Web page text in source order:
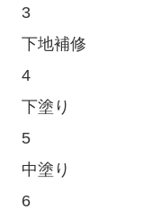
3
下地補修
4
下塗り
5
中塗り
6